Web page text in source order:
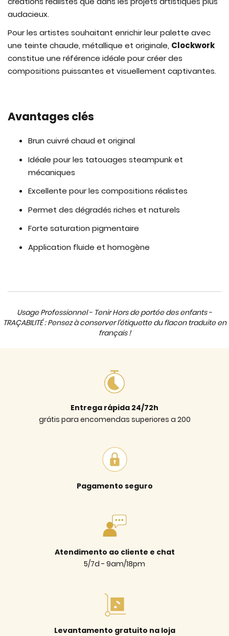
audacieux.
Pour les artistes souhaitant enrichir leur palette avec
une teinte chaude, métallique et originale, Clockwork
constitue une référence idéale pour créer des
compositions puissantes et visuellement captivantes.
Avantages clés
Brun cuivré chaud et original
Idéale pour les tatouages steampunk et
mécaniques
Excellente pour les compositions réalistes
Permet des dégradés riches et naturels
Forte saturation pigmentaire
Application fluide et homogène
Usage Professionnel - Tenir Hors de portée des enfants -
TRAÇABILITÉ : Pensez à conserver l'étiquette du flacon traduite en
français !
Entrega rápida 24/72h
grátis para encomendas superiores a 200
Pagamento seguro
Atendimento ao cliente e chat
5/7d - 9am/18pm
Levantamento gratuito na loja